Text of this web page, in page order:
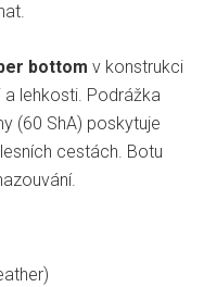
bottom v konstrukci
lehkosti. Podrážka
(60 ShA) poskytuje
cestách. Botu